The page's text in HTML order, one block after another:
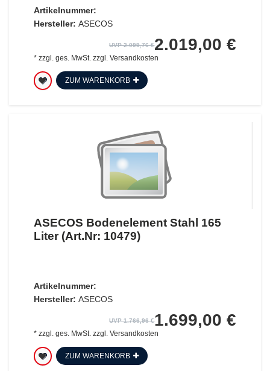
Artikelnummer:
Hersteller: ASECOS
UVP 2.099,76 €2.019,00 €
* zzgl. ges. MwSt.zzgl. Versandkosten
ZUM WARENKORB
ASECOS Bodenelement Stahl 165
Liter (Art.Nr: 10479)
Artikelnummer:
Hersteller: ASECOS
UVP 1.766,96 €1.699,00 €
* zzgl. ges. MwSt.zzgl. Versandkosten
ZUM WARENKORB